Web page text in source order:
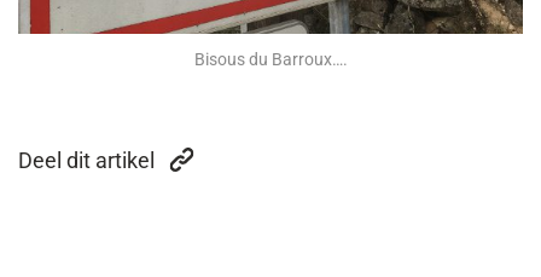
Bisous du Barroux….
Deel dit artikel